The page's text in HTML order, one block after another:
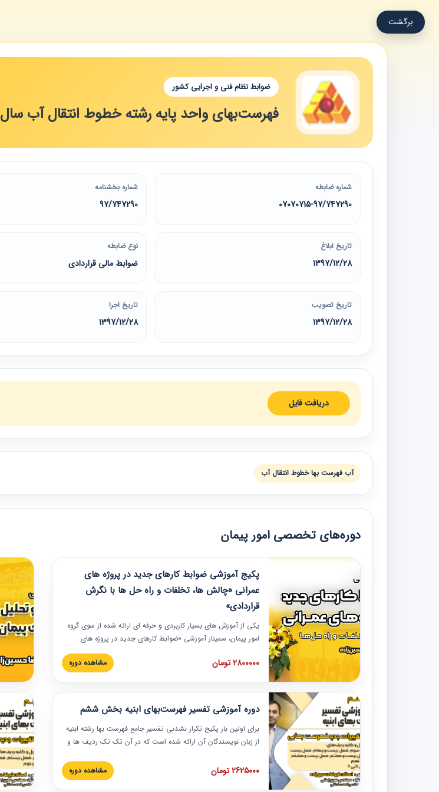
برگشت
ضوابط نظام فنی و اجرایی کشور
فهرست‌بهای واحد پایه رشته خطوط انتقال آب سال 1398
شماره ضابطه
07070715-97/747290
شماره بخشنامه
97/747290
تاریخ ابلاغ
1397/12/28
نوع ضابطه
ضوابط مالی قراردادی
تاریخ تصویب
1397/12/28
تاریخ اجرا
1397/12/28
دریافت فایل
آب فهرست بها خطوط انتقال آب
دوره‌های تخصصی امور پیمان
پکیج آموزشی ضوابط کارهای جدید در پروژه های
عمرانی «چالش ها، تخلفات و راه حل ها با نگرش
قراردادی»
یکی از آموزش‏‏‏‏‏‏ های بسیار کاربردی و حرفه‏ ای ارائه شده از سوی گروه
امور پیمان، سمینار آموزشی «ضوابط کارهای جدید در پروژه های
عمرانی» چالش ها، تخلفات و راه حل ها با نگرش قراردادی است که
در محل سندیکای شرکت های ساختمانی کشور ارائه شد. در این
به همراه تجربیات عملی ارائه شده است.
2800000 تومان مشاهده دوره
دوره آموزشی تفسیر فهرست‌بهای ابنیه بخش ششم
برای اولین بار پکیج تکرار نشدنی تفسیر جامع فهرست بها رشته ابنیه
از زبان نویسندگان آن ارائه شده است که در آن تک تک ردیف ها و
تصویری بوده و به همراه تصاویر عملیات اجرایی مرتبط با ردیف های
فهرست بها ارائه شده است. این دوره با کلام مهندس
2625000 تومان مشاهده دوره